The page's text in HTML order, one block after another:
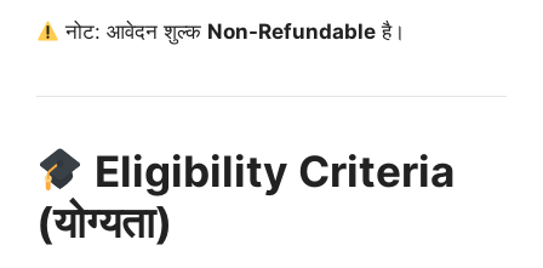
नोट: आवेदन शुल्क Non-Refundable है।
Eligibility Criteria
(योग्यता)